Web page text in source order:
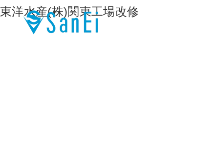
東洋水産(株)関東工場改修